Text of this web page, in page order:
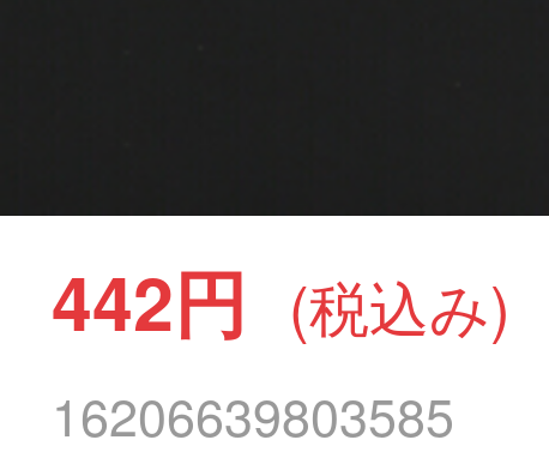
442円 (税込み)
16206639803585